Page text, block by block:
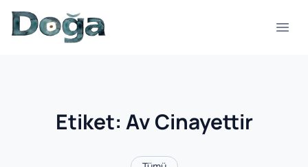
İçeriğe geç
Etiket: Av Cinayettir